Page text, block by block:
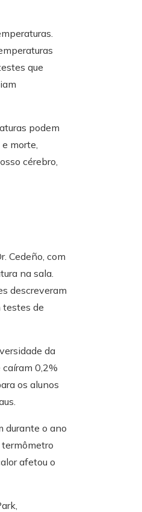
que
podem
morte,
cérebro,
Cedeño, com
na sala.
descreveram
testes de
da
caíram 0,2%
os alunos
durante o ano
afetou o